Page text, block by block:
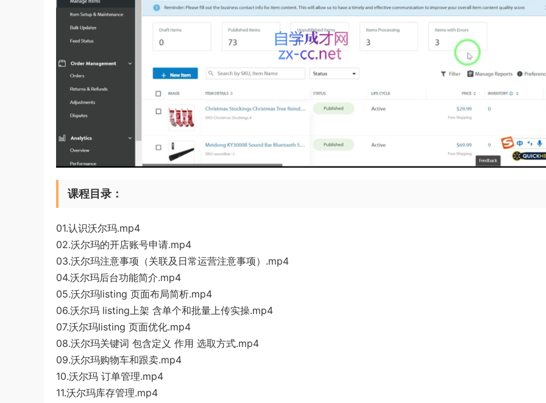
课程目录：
01.认识沃尔玛.mp4
02.沃尔玛的开店账号申请.mp4
03.沃尔玛注意事项（关联及日常运营注意事项）.mp4
04.沃尔玛后台功能简介.mp4
05.沃尔玛listing 页面布局简析.mp4
06.沃尔玛 listing上架 含单个和批量上传实操.mp4
07.沃尔玛listing 页面优化.mp4
08.沃尔玛关键词 包含定义 作用 选取方式.mp4
09.沃尔玛购物车和跟卖.mp4
10.沃尔玛 订单管理.mp4
11.沃尔玛库存管理.mp4